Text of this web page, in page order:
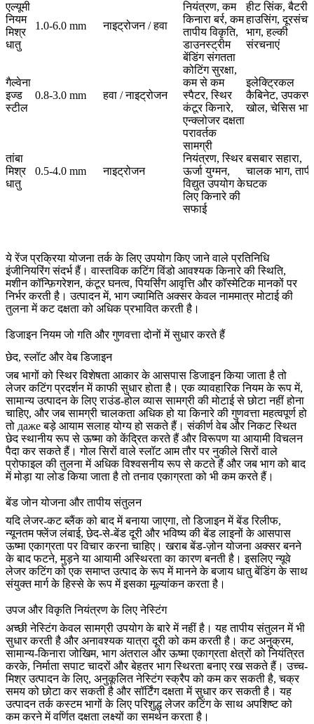
एल्यूमी
नियम
मिश्र
धातु
1.0-6.0 mm नाइट्रोजन / हवा
नियंत्रण, कम
किनारा बर्र, कम
तापीय विकृति,
डाउनस्ट्रीम
बेंडिंग संगतता
हीट सिंक, बैटरी
हाउसिंग,
भाग, हल्की
संरचनाएं
गैल्वेना
इज्ड
स्टील
0.8-3.0 mm हवा / नाइट्रोजन
कोटिंग सुरक्षा,
कम से कम
स्पैटर, स्थिर
कंटूर किनारे,
एन्क्लोजर दक्षता
इलेक्ट्रिकल
कैबिनेट, उपकरण
खोल, चेसिस भाग
तांबा
मिश्र
धातु
0.5-4.0 mm नाइट्रोजन
परावर्तक
सामग्री
नियंत्रण, स्थिर
ऊर्जा युग्मन,
विद्युत उपयोग के
लिए किनारे की
सफाई
बसबार सहारा,
चालक भाग,
घटक
ये रेंज प्रक्रिया योजना तर्क के लिए उपयोग किए जाने वाले प्रतिनिधि
इंजीनियरिंग संदर्भ हैं। वास्तविक कटिंग विंडो आवश्यक किनारे की स्थिति,
मशीन कॉन्फ़िगरेशन, कंटूर घनत्व, पियर्सिंग आवृत्ति और कॉस्मेटिक मानकों पर
निर्भर करती है। उत्पादन में, भाग ज्यामिति अक्सर केवल नाममात्र मोटाई की
तुलना में कट दक्षता को अधिक प्रभावित करती है।
डिजाइन नियम जो गति और गुणवत्ता दोनों में सुधार करते हैं
छेद, स्लॉट और वेब डिजाइन
जब भागों को स्थिर विशेषता आकार के आसपास डिजाइन किया जाता है तो
लेजर कटिंग प्रदर्शन में काफी सुधार होता है। एक व्यावहारिक नियम के रूप में,
सामान्य उत्पादन के लिए राउंड-होल व्यास सामग्री की मोटाई से छोटा नहीं होना
चाहिए, और जब सामग्री चालकता अधिक हो या किनारे की गुणवत्ता महत्वपूर्ण हो
तो даже बड़े आयाम सलाह योग्य हो सकते हैं। संकीर्ण वेब और निकट स्थित
छेद स्थानीय रूप से ऊष्मा को केंद्रित करते हैं और विरूपण या आयामी विचलन
पैदा कर सकते हैं। गोल सिरों वाले स्लॉट आम तौर पर नुकीले सिरों वाले
प्रोफाइल की तुलना में अधिक विश्वसनीय रूप से कटते हैं और जब भाग को बाद
में मोड़ा या लोड किया जाता है तो तनाव एकाग्रता को भी कम करते हैं।
बेंड जोन योजना और तापीय संतुलन
यदि लेजर-कट ब्लैंक को बाद में बनाया जाएगा, तो डिजाइन में बेंड रिलीफ,
न्यूनतम फ्लेंज लंबाई, छेद-से-बेंड दूरी और भविष्य की बेंड लाइनों के आसपास
ऊष्मा एकाग्रता पर विचार करना चाहिए। खराब बेंड-ज़ोन योजना अक्सर बनने
के बाद फटने, मुड़ने या आयामी अस्थिरता का कारण बनती है। इसलिए न्यूवे
लेजर कटिंग को एक समाप्त उत्पाद के रूप में मानने के बजाय धातु बेंडिंगके साथ
संयुक्त मार्ग के हिस्से के रूप में इसका मूल्यांकन करता है।
उपज और विकृति नियंत्रण के लिए नेस्टिंग
अच्छी नेस्टिंग केवल सामग्री उपयोग के बारे में नहीं है। यह तापीय संतुलन में भी
सुधार करती है और अनावश्यक यात्रा दूरी को कम करती है। कट अनुक्रम,
सामान्य-किनारा जोखिम, भाग अंतराल और ऊष्मा एकाग्रता क्षेत्रों को नियंत्रित
करके, निर्माता सपाट चादरों और बेहतर भाग स्थिरता बनाए रख सकते हैं। उच्च-
मिश्र उत्पादन के लिए, अनुकूलित नेस्टिंग स्क्रैप को कम कर सकती है, चक्र
समय को छोटा कर सकती है और सॉर्टिंग दक्षता में सुधार कर सकती है। यह
उत्पादन तर्ककस्टम भागों के लिए परिशुद्ध लेजर कटिंग के साथ अपशिष्ट को
कम करनेमें वर्णित दक्षता लक्ष्यों का समर्थन करता है।